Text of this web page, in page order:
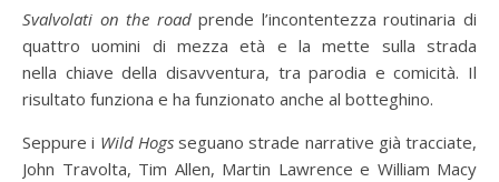
Svalvolati on the roadprende l’incontentezza routinaria di
quattro uomini di mezza età e la mette sulla strada
nella chiave della disavventura, tra parodia e comicità. Il
risultato funziona e ha funzionato anche al botteghino.
Seppure i Wild Hogsseguano strade narrative già tracciate,
John Travolta, Tim Allen, Martin Lawrence e William Macy